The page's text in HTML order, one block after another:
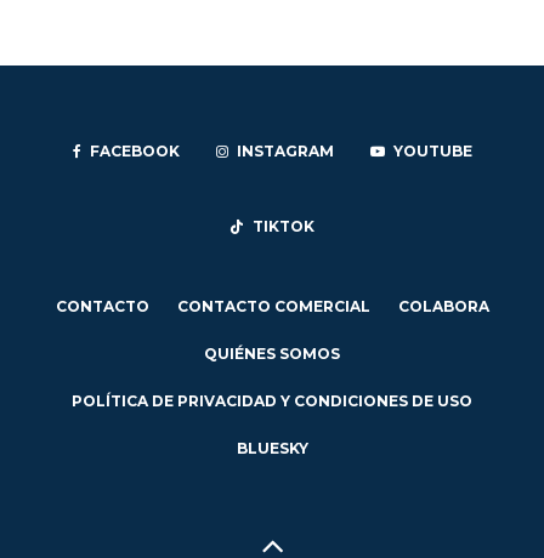
FACEBOOK INSTAGRAM YOUTUBE
TIKTOK
CONTACTO CONTACTO COMERCIAL COLABORA
QUIÉNES SOMOS
POLÍTICA DE PRIVACIDAD Y CONDICIONES DE USO
BLUESKY